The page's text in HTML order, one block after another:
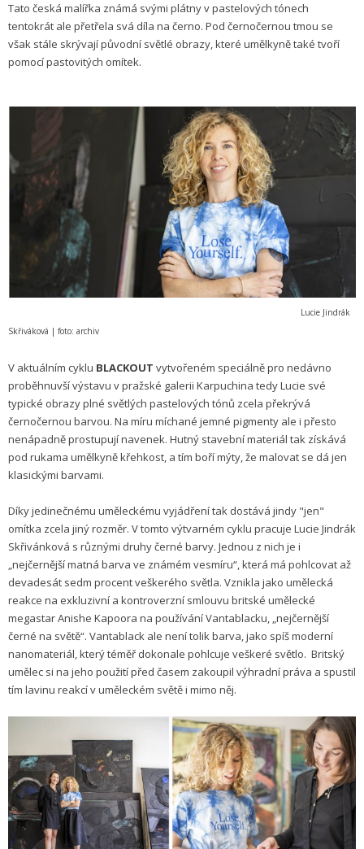
Tato česká malířka známá svými plátny v pastelových tónech
tentokrát ale přetřela svá díla na černo. Pod černočernou tmou se
však stále skrývají původní světlé obrazy, které umělkyně také tvoří
pomocí pastovitých omítek.
Lucie Jindrák
Skřiváková | foto: archiv
V aktuálním cyklu BLACKOUT vytvořeném speciálně pro nedávno
proběhnuvší výstavu v pražské galerii Karpuchina tedy Lucie své
typické obrazy plné světlých pastelových tónů zcela překrývá
černočernou barvou. Na míru míchané jemné pigmenty ale i přesto
nenápadně prostupují navenek. Hutný stavební materiál tak získává
pod rukama umělkyně křehkost, a tím boří mýty, že malovat se dá jen
klasickými barvami.
Díky jedinečnému uměleckému vyjádření tak dostává jindy "jen"
omítka zcela jiný rozměr. V tomto výtvarném cyklu pracuje Lucie Jindrák
Skřivánková s různými druhy černé barvy. Jednou z nich je i
„nejčernější matná barva ve známém vesmíru“, která má pohlcovat až
devadesát sedm procent veškerého světla. Vznikla jako umělecká
reakce na exkluzivní a kontroverzní smlouvu britské umělecké
megastar Anishe Kapoora na používání Vantablacku, „nejčernější
černé na světě“. Vantablack ale není tolik barva, jako spíš moderní
nanomateriál, který téměř dokonale pohlcuje veškeré světlo. Britský
umělec si na jeho použití před časem zakoupil výhradní práva a spustil
tím lavinu reakcí v uměleckém světě i mimo něj.